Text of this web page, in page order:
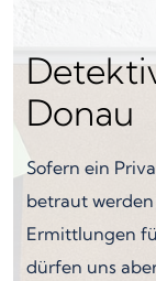
Donau
Sofern ein
betraut
Ermittlungen
dürfen uns